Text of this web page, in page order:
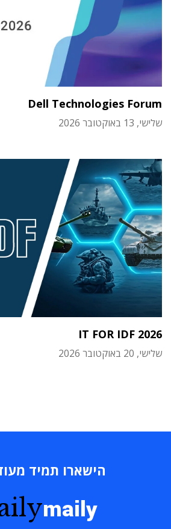
Dell Technologies Forum
שלישי, 13 באוקטובר 2026
IT FOR IDF 2026
שלישי, 20 באוקטובר 2026
הישארו תמיד
maily